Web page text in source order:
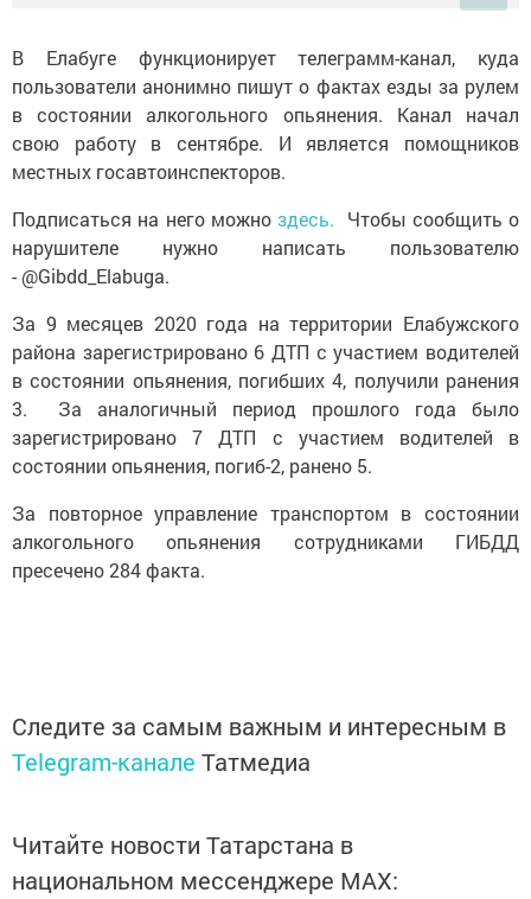
В Елабуге функционирует телеграмм-канал, куда
пользователи анонимно пишут о фактах езды за рулем
в состоянии алкогольного опьянения. Канал начал
свою работу в сентябре. И является помощников
местных госавтоинспекторов.
Подписаться на него можно здесь.
Чтобы сообщить о
нарушителе нужно написать пользователю
- @Gibdd_Elabuga.
За 9 месяцев 2020 года на территории Елабужского
района зарегистрировано 6 ДТП с участием водителей
в состоянии опьянения, погибших 4, получили ранения
3. За аналогичный период прошлого года было
зарегистрировано 7 ДТП с участием водителей в
состоянии опьянения, погиб-2, ранено 5.
За повторное управление транспортом в состоянии
алкогольного опьянения сотрудниками ГИБДД
пресечено 284 факта.
Следите за самым важным и интересным в
Telegram-канале Татмедиа
Читайте новости Татарстана в
национальном мессенджере MАХ: